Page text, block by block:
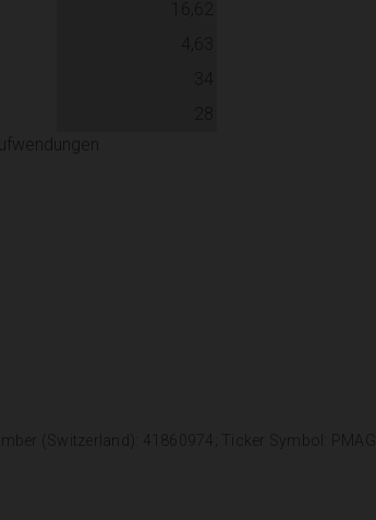
(Switzerland): 41860974; Ticker Symbol: